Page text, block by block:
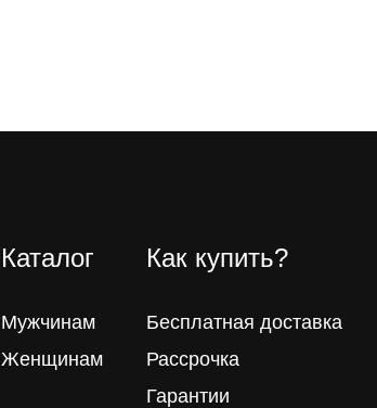
Каталог
Мужчинам
Женщинам
Как купить?
Бесплатная доставка
Рассрочка
Гарантии